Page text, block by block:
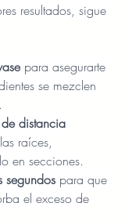
resultados, sigue
para asegurarte
se mezclen
distancia
raíces,
en secciones.
segundos para que
el exceso de